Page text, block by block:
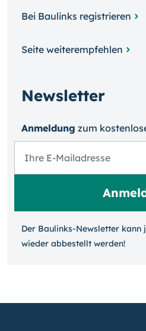
Bei Baulinks registrieren
Seite weiterempfehlen
Newsletter
Anmeldung zum
Der Baulinks-Newsletter kann
wieder ab­bestellt werden!